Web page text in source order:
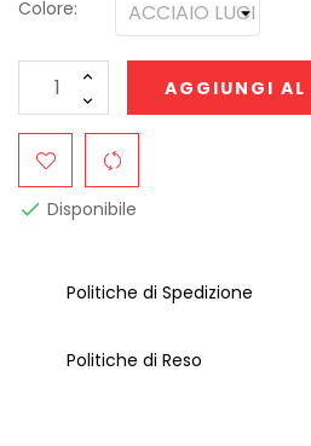
Colore:
AGGIUNGI AL
 Disponibile
Politiche di Spedizione
Politiche di Reso